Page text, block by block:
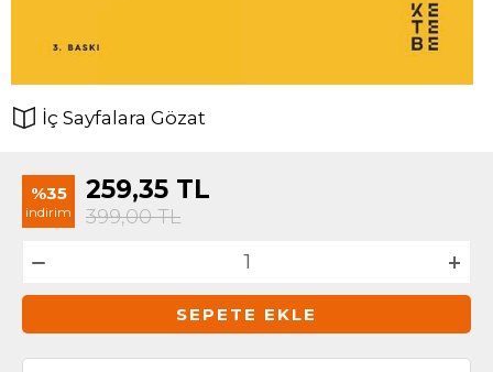
İç Sayfalara Gözat
%35
indirim
259,35 TL
399,00TL
SEPETE EKLE